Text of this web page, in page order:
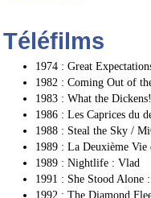
Téléfilms
1974 : Great
1982 : Coming Out of
1983 : What the
1986 : Les Caprices du
1988 : Steal the Sky /
1989 : La Deuxième Vie
1989 : Nightlife : Vlad
1991 : She Stood
1992 : The Diamond